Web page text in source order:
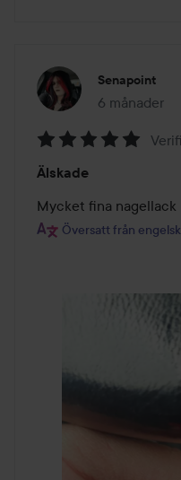
Senapoint
6 månader
Inlägget
5
av
5
Älskade
Mycket fina nagellack
Översatt från